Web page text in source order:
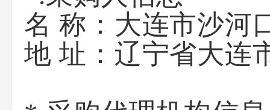
名 称： 大连市沙河
地 址： 辽宁省大连